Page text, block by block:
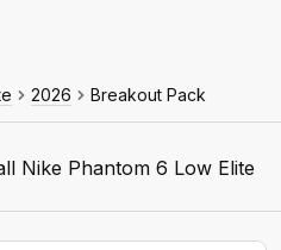
2026 Breakout Pack
Nike Phantom 6 Low Elite